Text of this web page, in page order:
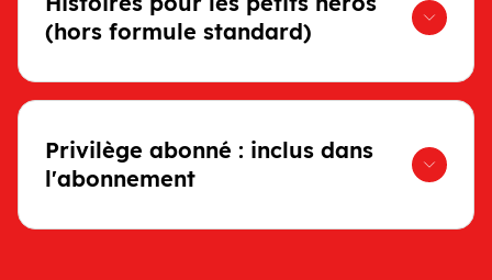
(hors formule standard)
Privilège abonné : inclus dans
l'abonnement